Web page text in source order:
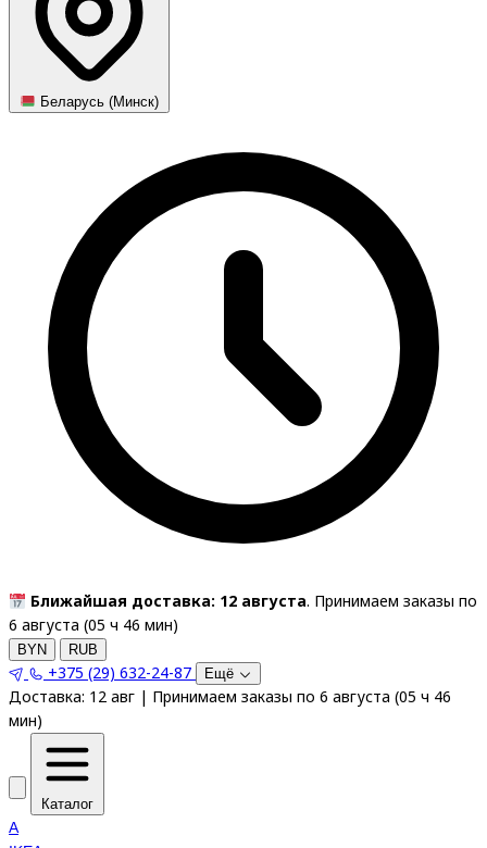
Беларусь (Минск)
Ближайшая доставка: 12 августа. Принимаем заказы по
6 августа (05 ч 45 мин)
BYN RUB
+375 (29) 632-24-87 Ещё
Доставка: 12 авг | Принимаем заказы по 6 августа (05 ч 45
мин)
Каталог
A